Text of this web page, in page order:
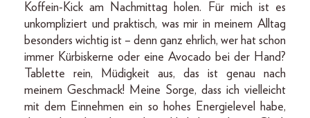
Koffein-Kick am Nachmittag holen. Für mich ist es
unkompliziert und praktisch, was mir in meinem Alltag
besonders wichtig ist – denn ganz ehrlich, wer hat schon
immer Kürbiskerne oder eine Avocado bei der Hand?
Tablette rein, Müdigkeit aus, das ist genau nach
meinem Geschmack! Meine Sorge, dass ich vielleicht
mit dem Einnehmen ein so hohes Energielevel habe,